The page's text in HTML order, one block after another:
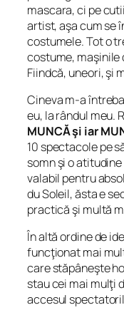
mascara, ci pe
artist, aşa cum se
costumele. Tot o
costume, maşinile
Fiindcă, uneori, şi
Cineva m-a
eu, la rândul meu.
MUNCĂ şi iar
10 spectacole pe
somn şi o
valabil pentru
du Soleil, ăsta e
practică şi multă
În altă ordine de
funcţionat mai
care stăpâneşte
stau cei mai mulţi
accesul